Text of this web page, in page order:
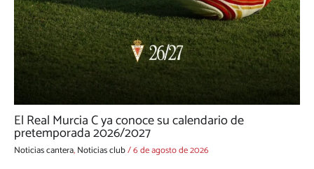
El Real Murcia C ya conoce su calendario de
pretemporada 2026/2027
Noticias cantera,Noticias club/6 de agosto de 2026